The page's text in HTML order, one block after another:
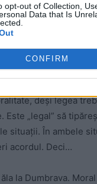
opt-out of Collection,
Data that Is
CONFIRM
pentru el, nu
deși legea
„legal” să
situații. În ambele
acordul. Deci…
la Dumbrava.